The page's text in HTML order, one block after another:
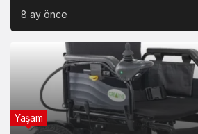
8 ay önce
Yaşam